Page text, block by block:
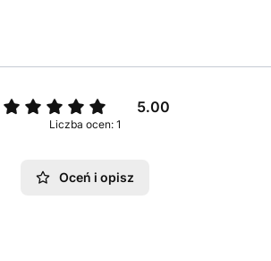
5.00
Liczba ocen: 1
Oceń i opisz